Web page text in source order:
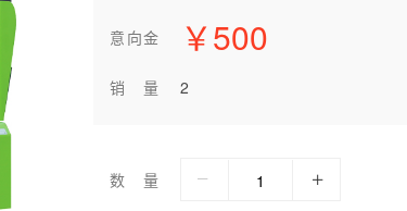
意向金 ￥500
销量 2
数量